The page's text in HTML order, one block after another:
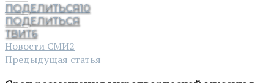
ПОДЕЛИТЬСЯ10
ПОДЕЛИТЬСЯ
ТВИТ6
Новости СМИ2
Предыдущая статья